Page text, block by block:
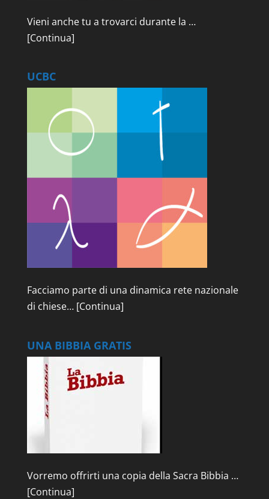
Vieni anche tu a trovarci durante la …
[Continua]
UCBC
Facciamo parte di una dinamica rete nazionale
di chiese… [Continua]
UNA BIBBIA GRATIS
Vorremo offrirti una copia della Sacra Bibbia …
[Continua]